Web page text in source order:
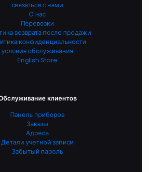
связаться с нами
О нас
Перевозки
возврата после продажи
конфиденциальности
условия обслуживания
English Store
клиентов
Панель приборов
Заказы
Адреса
Детали учетной записи
Забытый пароль